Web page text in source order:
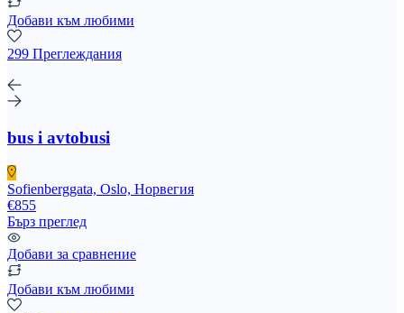
Добави към любими
299 Преглеждания
bus i avtobusi
Sofienberggata, Oslo, Норвегия
€855
Бърз преглед
Добави за сравнение
Добави към любими